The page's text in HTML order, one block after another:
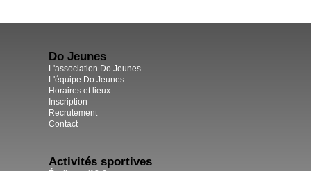
Do Jeunes
L'association Do Jeunes
L'équipe Do Jeunes
Horaires et lieux
Inscription
Recrutement
Contact
Activités sportives